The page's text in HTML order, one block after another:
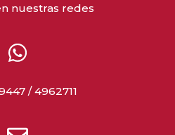
nuestras redes
/ 4962711